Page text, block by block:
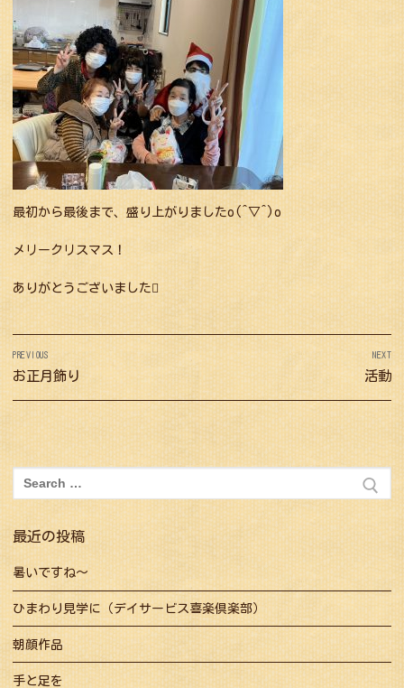
最初から最後まで、盛り上がりましたo(^▽^)o
メリークリスマス！
ありがとうございました
投
稿
ナ
ビ
ゲ
ー
シ
ョ
ン
PREVIOUS
Previous
post:
お正月飾り
NEXT
Next
post:
活動
検
索:
最近の投稿
暑いですね～
ひまわり見学に（デイサービス喜楽倶楽部）
朝顔作品
手と足を